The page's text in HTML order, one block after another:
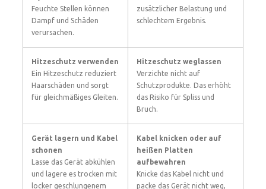
Feuchte Stellen können
Dampf und Schäden
verursachen.
zusätzlicher Belastung und
schlechtem Ergebnis.
Hitzeschutz verwenden
Ein Hitzeschutz reduziert
Haarschäden und sorgt
für gleichmäßiges Gleiten.
Hitzeschutz weglassen
Verzichte nicht auf
Schutzprodukte. Das erhöht
das Risiko für Spliss und
Bruch.
Gerät lagern und Kabel
schonen
Lasse das Gerät abkühlen
und lagere es trocken mit
locker geschlungenem
Kabel knicken oder auf
heißen Platten
aufbewahren
Knicke das Kabel nicht und
packe das Gerät nicht weg,